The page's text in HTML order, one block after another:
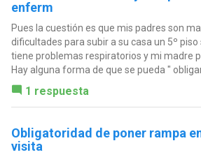
enferm
Pues la cuestión es que mis padres son
dificultades para subir a su casa un 5º
tiene problemas respiratorios y mi madre
Hay alguna forma de que se pueda "
1 respuesta
Obligatoridad de poner rampa
visita